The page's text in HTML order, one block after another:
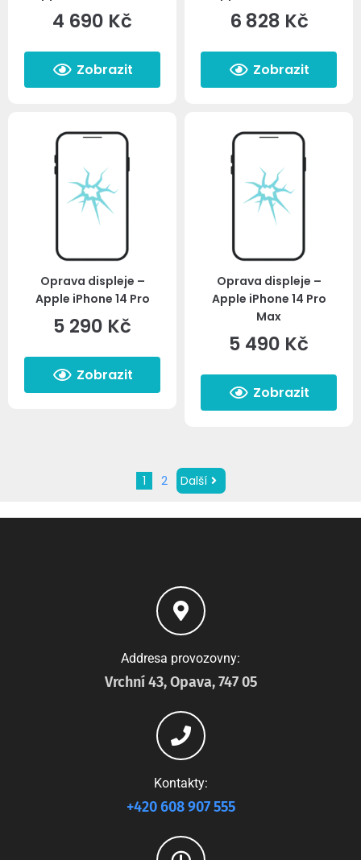
4 690 Kč
Zobrazit
6 828 Kč
Zobrazit
Oprava displeje –
Apple iPhone 14 Pro
5 290 Kč
Zobrazit
Oprava displeje –
Apple iPhone 14 Pro
Max
5 490 Kč
Zobrazit
1 2 Další
Addresa provozovny:
Vrchní 43, Opava, 747 05
Kontakty:
+420 608 907 555